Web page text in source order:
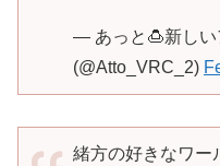
— あっと🍮新しい
(@Atto_VRC_2)
緒方の好きなワ